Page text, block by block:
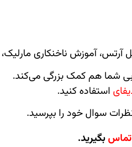
آرتس، آموزش ناخنکاری
شما هم کمک بزرگی می‌کند.
استفاده کنید.
سوال خود را بپرسید.
تماسبگیرید.